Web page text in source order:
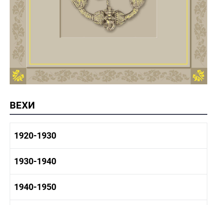
ВЕХИ
1920-1930
1920-1930 история
1920-1930 культура
1930-1940
1930-1940 история
1940-1950